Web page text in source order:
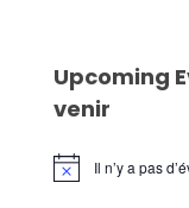
Upcoming
venir
Notice Il n’y a pas